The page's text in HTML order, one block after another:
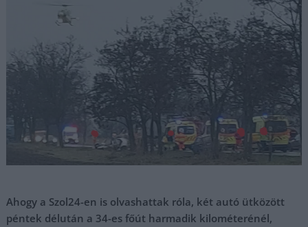
Ahogy a Szol24-en is olvashattak róla, két autó ütközött
péntek délután a 34-es főút harmadik kilométerénél,